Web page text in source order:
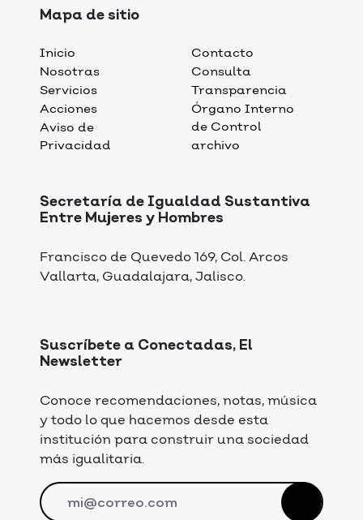
Mapa de sitio
Inicio
Nosotras
Servicios
Acciones
Aviso de
Privacidad
Contacto
Consulta
Transparencia
Órgano Interno
de Control
archivo
Secretaría de Igualdad Sustantiva
Entre Mujeres y Hombres
Francisco de Quevedo 169, Col. Arcos
Vallarta, Guadalajara, Jalisco.
Suscríbete a Conectadas, El
Newsletter
Conoce recomendaciones, notas, música
y todo lo que hacemos desde esta
institución para construir una sociedad
más igualitaria.